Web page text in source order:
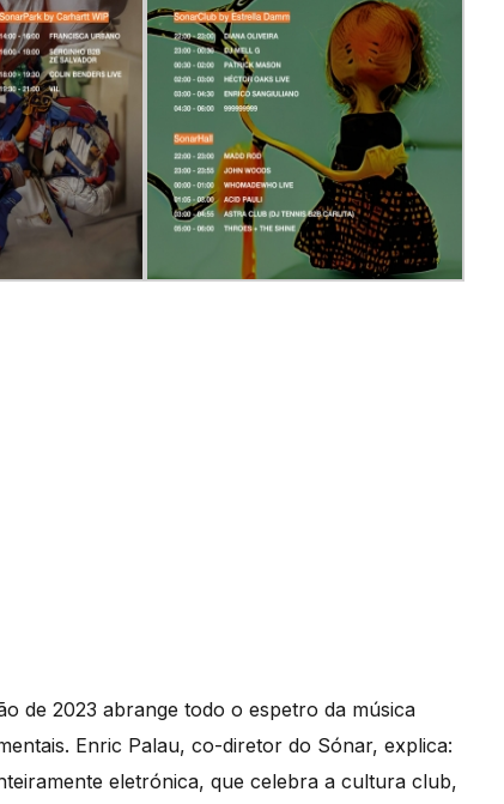
de 2023 abrange todo o espetro da música
Enric Palau, co-diretor do Sónar, explica:
eletrónica, que celebra a cultura club,